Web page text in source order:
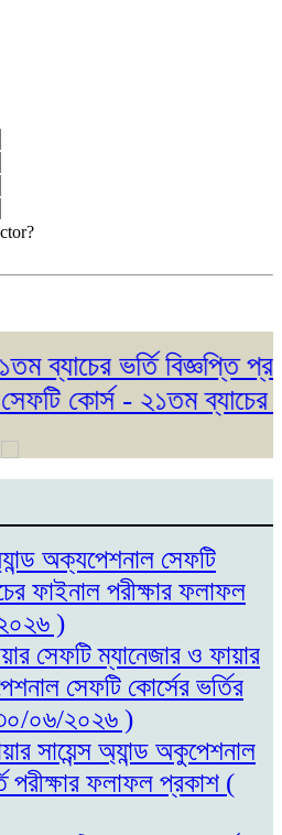
ভর্তি বিজ্ঞপ্তি
- ২১তম ব্যাচের ভর্তি
অক্যপেশনাল সেফটি
ফাইনাল পরীক্ষার ফলাফল
)
সেফটি ম্যানেজার ও ফায়ার
সেফটি কোর্সের ভর্তির
০৬/২০২৬ )
সায়েন্স অ্যান্ড অকুপেশনাল
পরীক্ষার ফলাফল প্রকাশ (